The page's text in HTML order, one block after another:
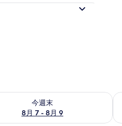
今週末
8月 7 - 8月 9
7 - 8月 9 の空室状況をチェック